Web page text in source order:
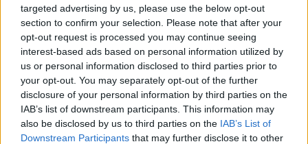
targeted advertising by us, please use the below opt-out
section to confirm your selection. Please note that after your
opt-out request is processed you may continue seeing
interest-based ads based on personal information utilized by
us or personal information disclosed to third parties prior to
your opt-out. You may separately opt-out of the further
disclosure of your personal information by third parties on the
IAB’s list of downstream participants. This information may
also be disclosed by us to third parties on the IAB’s List of
Downstream Participants that may further disclose it to other
Seguici su Google Discover
Segui Libero Quotidiano su Google Discover
Scegli Libero Quotidiano come fonte preferita